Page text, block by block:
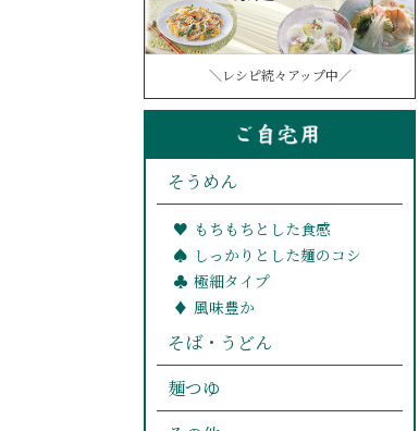
＼レシピ続々アップ中／
そうめん
もちもちとした食感
しっかりとした麺のコシ
極細タイプ
風味豊か
そば・うどん
麺つゆ